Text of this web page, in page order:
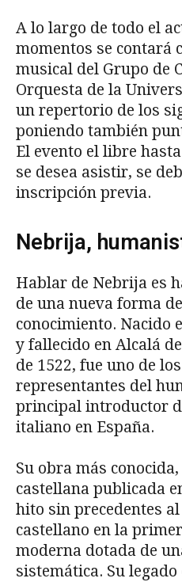
A lo largo de todo el
momentos se contará
musical del Grupo de
Orquesta de la
un repertorio de los
poniendo también
El evento el libre
se desea asistir, se
inscripción previa.
Nebrija,
Hablar de Nebrija es
de una nueva forma
conocimiento. Nacido
y fallecido en Alcalá
de 1522, fue uno de
representantes del
principal introductor
italiano en España.
Su obra más
castellana publicada
hito sin precedentes
castellano en la
moderna dotada de
sistemática. Su legado